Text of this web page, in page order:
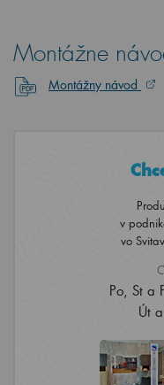
Montážne
Montážny návod
v
vo
Po, St a
Út